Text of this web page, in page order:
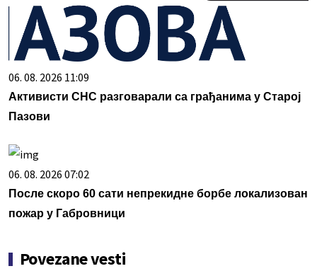
06. 08. 2026 11:09
Активисти СНС разговарали са грађанима у Старој
Пазови
06. 08. 2026 07:02
После скоро 60 сати непрекидне борбе локализован
пожар у Габровници
Povezane vesti